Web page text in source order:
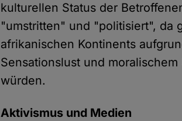
kulturellen Status der
"umstritten" und "politisiert", da
afrikanischen Kontinents
Sensationslust und
würden.
Aktivismus und Medien